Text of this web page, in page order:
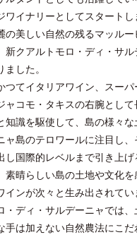
ワイナリーとしてスタート
の美しい自然の残るマッル
新クアルトモロ・ディ・サ
した。
つてイタリアワイン、スー
ャコモ・タキスの右腕とし
知識を駆使して、島の様々
ャ島のテロワールに注目し
し国際的レベルまで引き上
素晴らしい島の土地や文化
インが次々と生み出されてい
・ディ・サルデーニャでは
手は加えない自然農法にこ